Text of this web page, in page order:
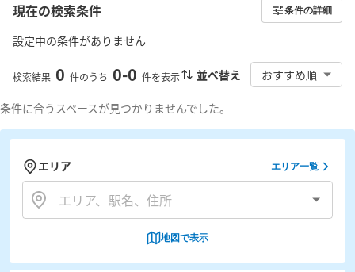
現在の検索条件 条件の詳細
設定中の条件がありません
検索結果 0 件のうち 0-0 件を表示 並べ替え おすすめ順
条件に合うスペースが見つかりませんでした。
エリア エリア一覧
地図で表示